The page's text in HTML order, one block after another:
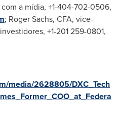
a mídia, +1-404-702-0506,
; Roger Sachs, CFA, vice-
+1-201 259-0801,
media/2628805/DXC_Tech